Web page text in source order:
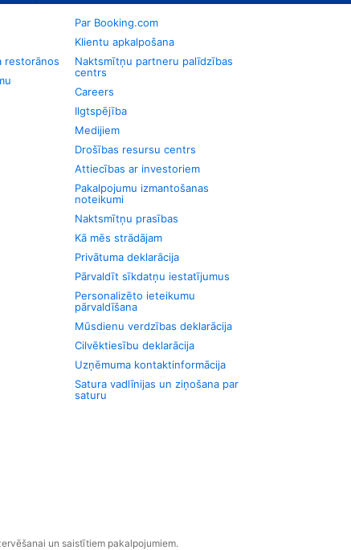
restorānos
Par Booking.com
Klientu apkalpošana
Naktsmītņu partneru palīdzības
centrs
Careers
Ilgtspējība
Medijiem
Drošības resursu centrs
Attiecības ar investoriem
Pakalpojumu izmantošanas
noteikumi
Naktsmītņu prasības
Kā mēs strādājam
Privātuma deklarācija
Pārvaldīt sīkdatņu iestatījumus
Personalizēto ieteikumu
pārvaldīšana
Mūsdienu verdzības deklarācija
Cilvēktiesību deklarācija
Uzņēmuma kontaktinformācija
Satura vadlīnijas un ziņošana par
saturu
un saistītiem pakalpojumiem.